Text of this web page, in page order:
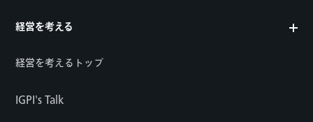
経営を考える
経営を考えるトップ
IGPI's Talk